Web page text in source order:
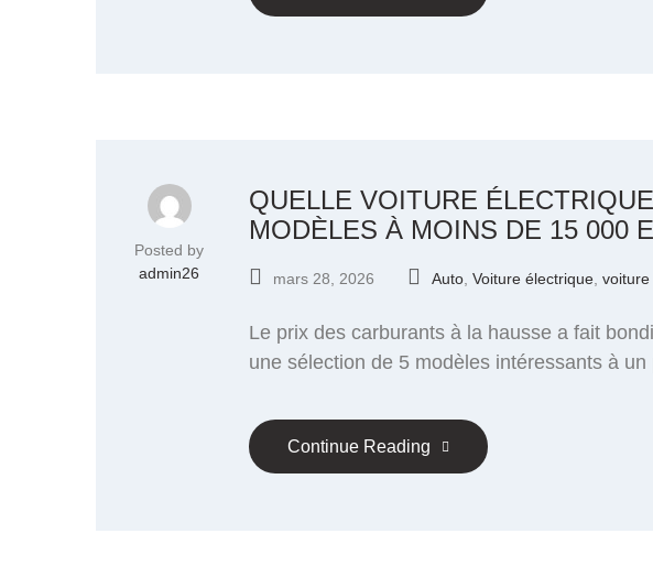
Posted by
admin26
QUELLE VOITURE
MODÈLES À MOINS DE 15 000
mars 28, 2026 Auto Voiture électrique voiture
Le prix des carburants à la hausse a fait
une sélection de 5 modèles intéressants à un
Continue Reading